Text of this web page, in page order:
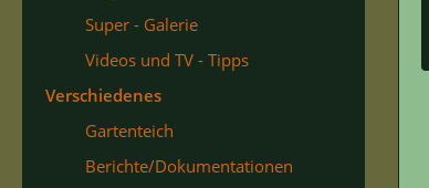
Super - Galerie
Videos und TV - Tipps
Verschiedenes
Gartenteich
Berichte/Dokumentationen